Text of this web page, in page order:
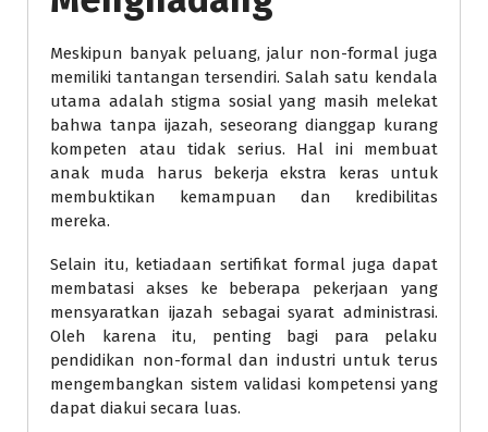
Meskipun banyak peluang, jalur non-formal juga
memiliki tantangan tersendiri. Salah satu kendala
utama adalah stigma sosial yang masih melekat
bahwa tanpa ijazah, seseorang dianggap kurang
kompeten atau tidak serius. Hal ini membuat
anak muda harus bekerja ekstra keras untuk
membuktikan kemampuan dan kredibilitas
mereka.
Selain itu, ketiadaan sertifikat formal juga dapat
membatasi akses ke beberapa pekerjaan yang
mensyaratkan ijazah sebagai syarat administrasi.
Oleh karena itu, penting bagi para pelaku
pendidikan non-formal dan industri untuk terus
mengembangkan sistem validasi kompetensi yang
dapat diakui secara luas.